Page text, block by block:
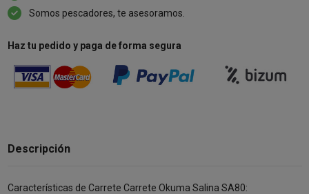
Somos pescadores, te asesoramos.
Haz tu pedido y paga de forma segura
Descripción
Características de Carrete Carrete Okuma Salina SA80: